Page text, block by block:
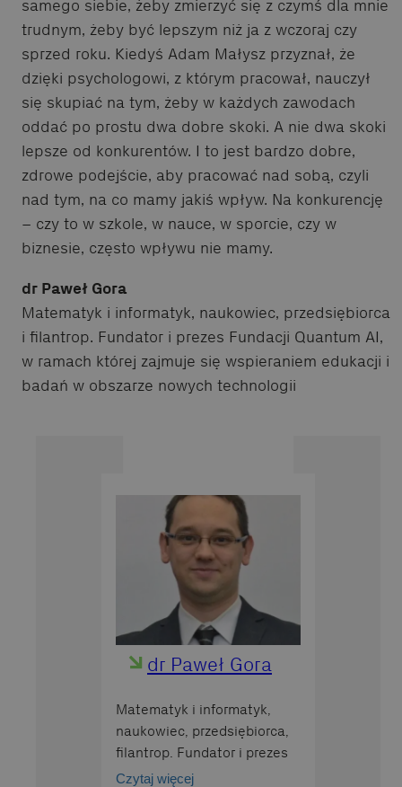
samego siebie, żeby zmierzyć się z czymś dla mnie
trudnym, żeby być lepszym niż ja z wczoraj czy
sprzed roku. Kiedyś Adam Małysz przyznał, że
dzięki psychologowi, z którym pracował, nauczył
się skupiać na tym, żeby w każdych zawodach
oddać po prostu dwa dobre skoki. A nie dwa skoki
lepsze od konkurentów. I to jest bardzo dobre,
zdrowe podejście, aby pracować nad sobą, czyli
nad tym, na co mamy jakiś wpływ. Na konkurencję
– czy to w szkole, w nauce, w sporcie, czy w
biznesie, często wpływu nie mamy.
dr Paweł Gora
Matematyk i informatyk, naukowiec, przedsiębiorca
i filantrop. Fundator i prezes Fundacji Quantum AI,
w ramach której zajmuje się wspieraniem edukacji i
badań w obszarze nowych technologii
dr Paweł Gora
Matematyk i informatyk,
naukowiec, przedsiębiorca,
filantrop. Fundator i prezes
Fundacji Quantum AI, w
Czytaj więcej